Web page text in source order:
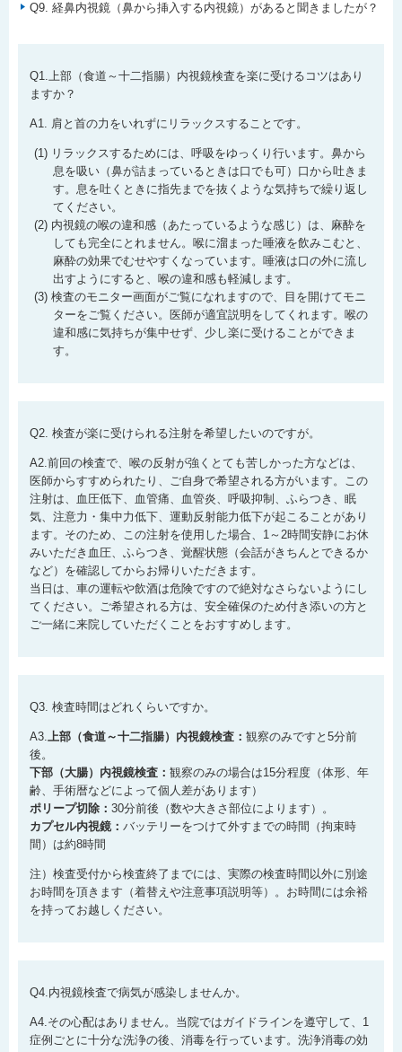
Q9. 経鼻内視鏡（鼻から挿入する内視鏡）があると聞きましたが？
Q1.上部（食道～十二指腸）内視鏡検査を楽に受けるコツはあり
ますか？
A1. 肩と首の力をいれずにリラックスすることです。
リラックスするためには、呼吸をゆっくり行います。鼻から
息を吸い（鼻が詰まっているときは口でも可）口から吐きま
す。息を吐くときに指先までを抜くような気持ちで繰り返し
てください。
内視鏡の喉の違和感（あたっているような感じ）は、麻酔を
しても完全にとれません。喉に溜まった唾液を飲みこむと、
麻酔の効果でむせやすくなっています。唾液は口の外に流し
出すようにすると、喉の違和感も軽減します。
検査のモニター画面がご覧になれますので、目を開けてモニ
ターをご覧ください。医師が適宜説明をしてくれます。喉の
違和感に気持ちが集中せず、少し楽に受けることができま
す。
Q2. 検査が楽に受けられる注射を希望したいのですが。
A2.前回の検査で、喉の反射が強くとても苦しかった方などは、
医師からすすめられたり、ご自身で希望される方がいます。この
注射は、血圧低下、血管痛、血管炎、呼吸抑制、ふらつき、眠
気、注意力・集中力低下、運動反射能力低下が起こることがあり
ます。そのため、この注射を使用した場合、1～2時間安静にお休
みいただき血圧、ふらつき、覚醒状態（会話がきちんとできるか
など）を確認してからお帰りいただきます。
当日は、車の運転や飲酒は危険ですので絶対なさらないようにし
てください。ご希望される方は、安全確保のため付き添いの方と
ご一緒に来院していただくことをおすすめします。
Q3. 検査時間はどれくらいですか。
A3.上部（食道～十二指腸）内視鏡検査： 観察のみですと5分前
後。
下部（大腸）内視鏡検査： 観察のみの場合は15分程度（体形、年
齢、手術暦などによって個人差があります）
ポリープ切除： 30分前後（数や大きさ部位によります）。
カプセル内視鏡： バッテリーをつけて外すまでの時間（拘束時
間）は約8時間
注）検査受付から検査終了までには、実際の検査時間以外に別途
お時間を頂きます（着替えや注意事項説明等）。お時間には余裕
を持ってお越しください。
Q4.内視鏡検査で病気が感染しませんか。
A4.その心配はありません。当院ではガイドラインを遵守して、1
症例ごとに十分な洗浄の後、消毒を行っています。洗浄消毒の効